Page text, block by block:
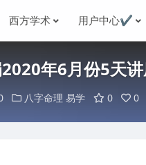
西方学术 用户中心✔️
年6月份5天
八字命理 易学 0 0